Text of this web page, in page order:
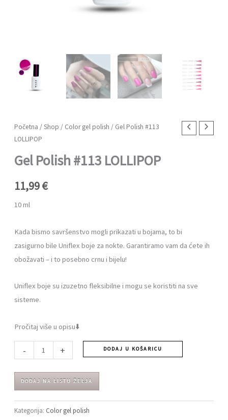
Početna /Shop / Color gel polish / Gel Polish #113
LOLLIPOP
Gel Polish #113 LOLLIPOP
11,99€
10 ml
Kada bismo savršenstvo mogli prikazati u bojama, to bi
zasigurno bile Uniflex boje za nokte. Garantiramo vam da ćete ih
obožavati – i to posebno crnu i bijelu!
Uniflex boje su izuzetno fleksibilne i mogu se koristiti na sve
sisteme.
Pročitaj više u opisu⬇️
-
Gel
Polish
#113
LOLLIPOP
količina
+ DODAJ U KOŠARICU
DODAJ NA LISTU ŽELJA
Kategorija: Color gel polish